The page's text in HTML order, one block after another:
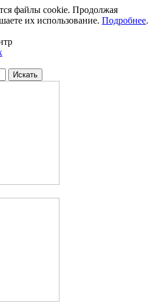
файлы cookie. Продолжая
их использование. Подробнее.